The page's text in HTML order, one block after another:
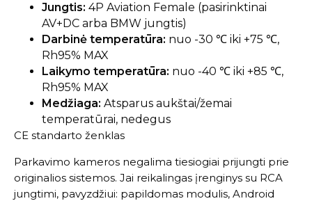
Jungtis: 4P Aviation Female (pasirinktinai
AV+DC arba BMW jungtis)
Darbinė temperatūra: nuo -30 ℃ iki +75 ℃,
Rh95% MAX
Laikymo temperatūra: nuo -40 ℃ iki +85 ℃,
Rh95% MAX
Medžiaga: Atsparus aukštai/žemai
temperatūrai, nedegus
CE standarto ženklas
Parkavimo kameros negalima tiesiogiai prijungti prie
originalios sistemos. Jai reikalingas įrenginys su RCA
jungtimi, pavyzdžiui: papildomas modulis, Android